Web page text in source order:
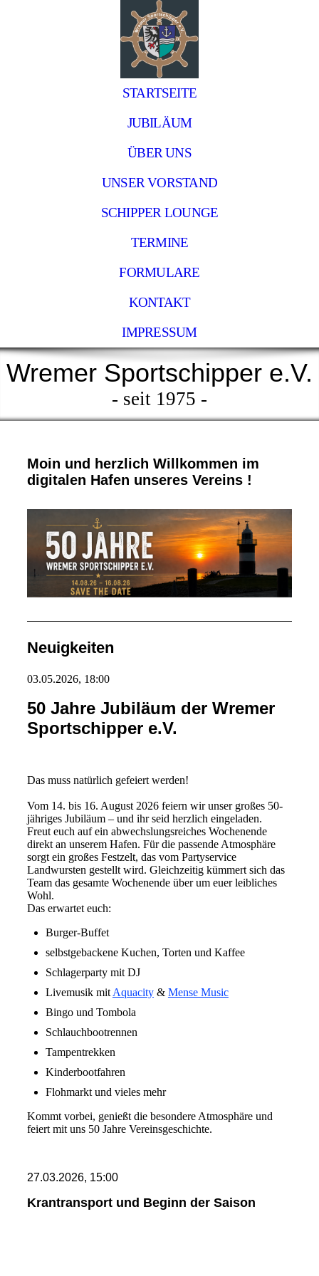
STARTSEITE
JUBILÄUM
ÜBER UNS
UNSER VORSTAND
SCHIPPER LOUNGE
TERMINE
FORMULARE
KONTAKT
IMPRESSUM
Wremer Sportschipper e.V.
- seit 1975 -
Moin und herzlich Willkommen im
digitalen Hafen unseres Vereins !
Neuigkeiten
03.05.2026, 18:00
50 Jahre Jubiläum der Wremer
Sportschipper e.V.
Das muss natürlich gefeiert werden!
Vom 14. bis 16. August 2026 feiern wir unser großes 50-
jähriges Jubiläum – und ihr seid herzlich eingeladen.
Freut euch auf ein abwechslungsreiches Wochenende
direkt an unserem Hafen. Für die passende Atmosphäre
sorgt ein großes Festzelt, das vom Partyservice
Landwursten gestellt wird. Gleichzeitig kümmert sich das
Team das gesamte Wochenende über um euer leibliches
Wohl.
Das erwartet euch:
Burger-Buffet
selbstgebackene Kuchen, Torten und Kaffee
Schlagerparty mit DJ
Livemusik mit Aquacity& Mense Music
Bingo und Tombola
Schlauchbootrennen
Tampentrekken
Kinderbootfahren
Flohmarkt und vieles mehr
Kommt vorbei, genießt die besondere Atmosphäre und
feiert mit uns 50 Jahre Vereinsgeschichte.
27.03.2026, 15:00
Krantransport und Beginn der Saison